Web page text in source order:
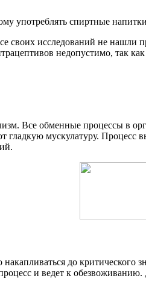
употреблять спиртные
своих исследований не
недопустимо, так
Все обменные процессы в
мускулатуру.
до
и ведет к